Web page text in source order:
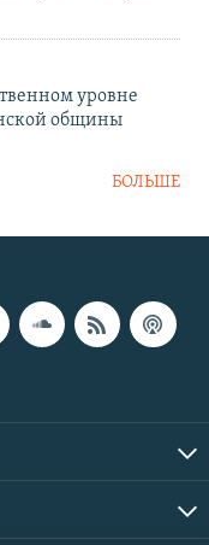
уровне
общины
БОЛЬШЕ